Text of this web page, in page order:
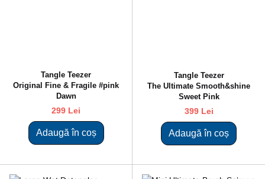
Tangle Teezer
Original Fine & Fragile #pink
Dawn
299 Lei
Adaugă în coș
Tangle Teezer
The Ultimate Smooth&shine
Sweet Pink
399 Lei
Adaugă în coș